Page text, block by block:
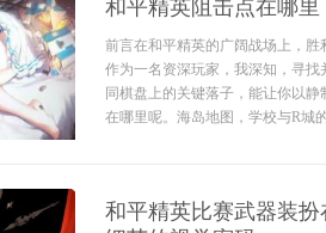
和平精英阻击点在哪
前言在和平精英的广阔战场上，
作为一名资深玩家，我深知，寻
同棋盘上的关键落子，能让你以
在哪里呢。海岛地图，学校与R城
和平精英比赛武器装